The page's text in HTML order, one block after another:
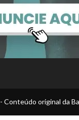
original da